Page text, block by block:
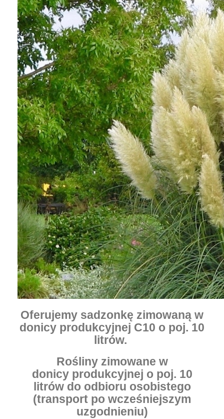
Oferujemy sadzonkę zimowaną w
donicy produkcyjnej C10 o poj. 10
litrów.
Rośliny zimowane w
donicy produkcyjnej o poj. 10
litrów do odbioru osobistego
(transport po wcześniejszym
uzgodnieniu)